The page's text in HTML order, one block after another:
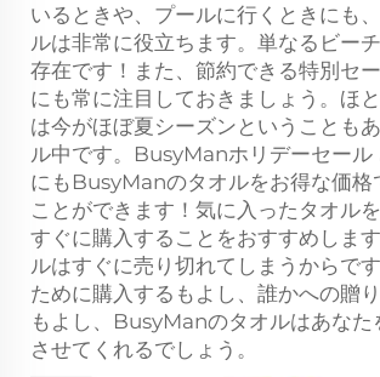
いるときや、プールに行くときにも
ルは非常に役立ちます。単なるビー
存在です！また、節約できる特別セ
にも常に注目しておきましょう。ほ
は今がほぼ夏シーズンということも
ル中です。BusyManホリデーセール
にもBusyManのタオルをお得な価格
ことができます！気に入ったタオルを
すぐに購入することをおすすめしま
ルはすぐに売り切れてしまうからで
ために購入するもよし、誰かへの贈
もよし、BusyManのタオルはあなた
させてくれるでしょう。